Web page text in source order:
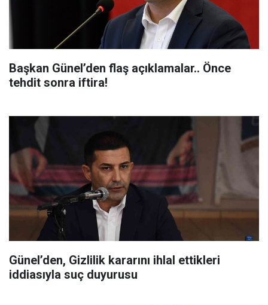
Başkan Günel’den flaş açıklamalar.. Önce
tehdit sonra iftira!
Günel’den, Gizlilik kararını ihlal ettikleri
iddiasıyla suç duyurusu